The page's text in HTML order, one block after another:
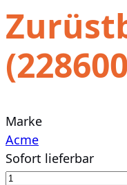
Marke
Acme
Sofort lieferbar
Zurüstbeutel